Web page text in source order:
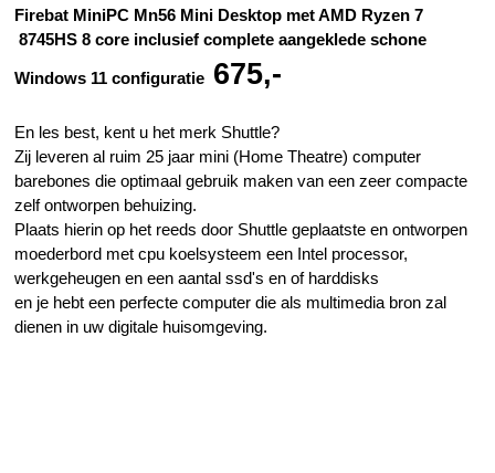
Firebat MiniPC Mn56 Mini Desktop met AMD Ryzen 7
8745HS 8 core inclusief complete aangeklede schone
Windows 11 configuratie 675,-
En les best, kent u het merk Shuttle?
Zij leveren al ruim 25 jaar mini (Home Theatre) computer
barebones die optimaal gebruik maken van een zeer compacte
zelf ontworpen behuizing.
Plaats hierin op het reeds door Shuttle geplaatste en ontworpen
moederbord met cpu koelsysteem een Intel processor,
werkgeheugen en een aantal ssd's en of harddisks
en je hebt een perfecte computer die als multimedia bron zal
dienen in uw digitale huisomgeving.